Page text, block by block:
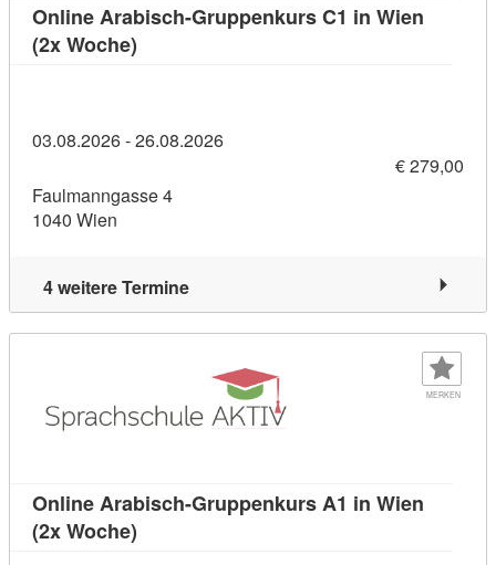
Online Arabisch-Gruppenkurs C1 in Wien
(2x Woche)
03.08.2026 - 26.08.2026
€ 279,00
Faulmanngasse 4
1040 Wien
4 weitere Termine
MERKEN
Online Arabisch-Gruppenkurs A1 in Wien
(2x Woche)